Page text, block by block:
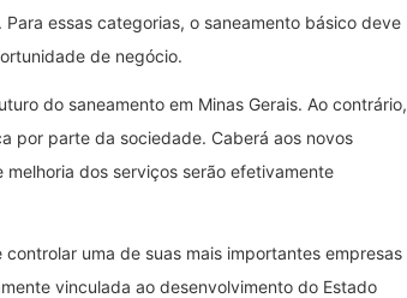
essas categorias, o saneamento básico deve
de negócio.
do saneamento em Minas Gerais. Ao contrário,
por parte da sociedade. Caberá aos novos
dos serviços serão efetivamente
uma de suas mais importantes empresas
vinculada ao desenvolvimento do Estado